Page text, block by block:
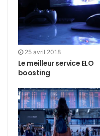
25 avril 2018
Le meilleur service ELO
boosting